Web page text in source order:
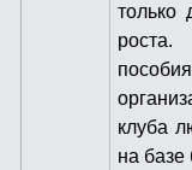
только
клуба
на базе